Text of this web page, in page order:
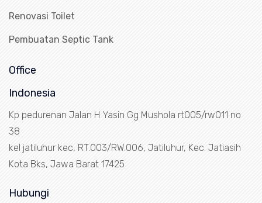
Renovasi Toilet
Pembuatan Septic Tank
Office
Indonesia
Kp pedurenan Jalan H Yasin Gg Mushola rt005/rw011 no
38
kel jatiluhur kec, RT.003/RW.006, Jatiluhur, Kec. Jatiasih
Kota Bks, Jawa Barat 17425
Hubungi